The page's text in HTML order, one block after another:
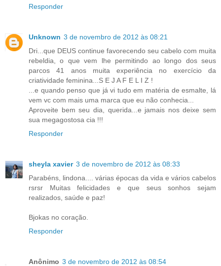
Responder
Unknown 3 de novembro de 2012 às 08:21
Dri...que DEUS continue favorecendo seu cabelo com muita
rebeldia, o que vem lhe permitindo ao longo dos seus
parcos 41 anos muita experiência no exercício da
criatividade feminina...S E J A F E L I Z !
...e quando penso que já vi tudo em matéria de esmalte, lá
vem vc com mais uma marca que eu não conhecia...
Aproveite bem seu dia, querida...e jamais nos deixe sem
sua megagostosa cia !!!
Responder
sheyla xavier 3 de novembro de 2012 às 08:33
Parabéns, lindona.... várias épocas da vida e vários cabelos
rsrsr Muitas felicidades e que seus sonhos sejam
realizados, saúde e paz!
Bjokas no coração.
Responder
Anônimo 3 de novembro de 2012 às 08:54